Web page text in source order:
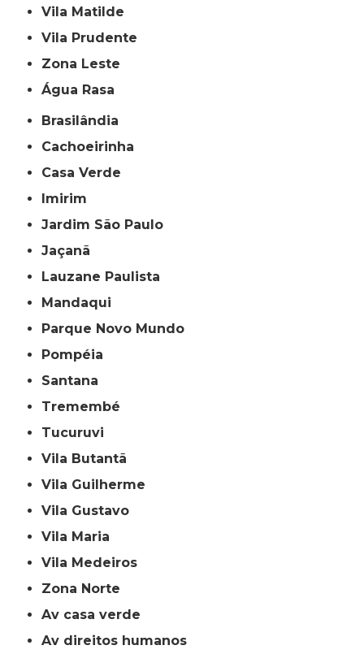
Vila Matilde
Vila Prudente
Zona Leste
Água Rasa
Brasilândia
Cachoeirinha
Casa Verde
Imirim
Jardim São Paulo
Jaçanã
Lauzane Paulista
Mandaqui
Parque Novo Mundo
Pompéia
Santana
Tremembé
Tucuruvi
Vila Butantã
Vila Guilherme
Vila Gustavo
Vila Maria
Vila Medeiros
Zona Norte
av casa verde
av direitos humanos